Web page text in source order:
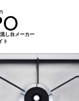
し台メーカー
ト